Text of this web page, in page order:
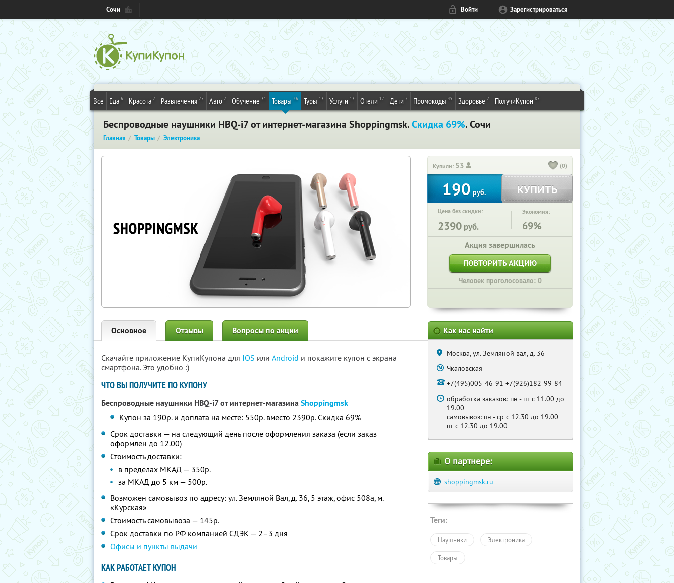
Сочи Войти Зарегистрироваться
Все Еда 6 Красота 2 Развлечения 25 Авто 2 Обучение 31 Товары 26 Туры 13 Услуги 13 Отели 17 Дети 7 Промокоды 49 Здоровье 2 ПолучиКупон 85
Беспроводные наушники HBQ-i7 от интернет-магазина Shoppingmsk.Скидка 69%. Сочи
Главная Товары Электроника
Купили: 53 (0)
190 руб. КУПИТЬ
Цена без скидки:
2390 руб.
Экономия:
69%
Акция завершилась
ПОВТОРИТЬ АКЦИЮ
Человек проголосовало: 0
Основное Отзывы Вопросы по акции
Скачайте приложение КупиКупона для IOS или Android и покажите купон с экрана
смартфона. Это удобно :)
ЧТО ВЫ ПОЛУЧИТЕ ПО КУПОНУ
Беспроводные наушники HBQ-i7 от интернет-магазинаShoppingmsk
Купон за 190р. и доплата на месте: 550р. вместо 2390р. Скидка 69%
Срок доставки — на следующий день после оформления заказа (если заказ
оформлен до 12.00)
Стоимость доставки:
в пределах МКАД — 350р.
за МКАД до 5 км — 500р.
Возможен самовывоз по адресу: ул. Земляной Вал, д. 36, 5 этаж, офис 508а, м.
«Курская»
Стоимость самовывоза — 145р.
Срок доставки по РФ компанией СДЭК — 2–3 дня
Офисы и пункты выдачи
КАК РАБОТАЕТ КУПОН
Как нас найти
Москва, ул. Земляной вал, д. 36
Чкаловская
+7(495)005-46-91 +7(926)182-99-84
обработка заказов: пн - пт с 11.00 до
19.00
самовывоз: пн - ср с 12.30 до 19.00
пт с 12.30 до 19.00
О партнере:
shoppingmsk.ru
Теги:
Наушники Электроника
Товары